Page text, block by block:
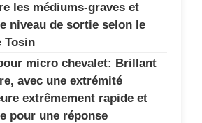
les médiums-graves et
niveau de sortie selon le
Tosin
micro chevalet: Brillant
avec une extrémité
extrêmement rapide et
pour une réponse